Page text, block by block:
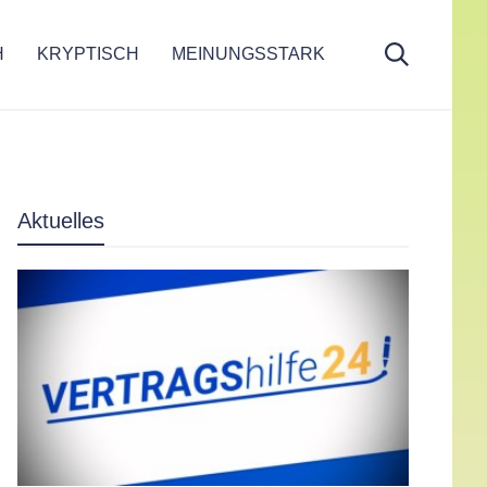
KRYPTISCH MEINUNGSSTARK
Aktuelles